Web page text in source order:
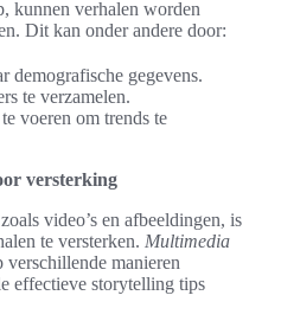
kunnen verhalen worden
Dit kan onder andere door:
demografische gegevens.
te verzamelen.
voeren om trends te
versterking
video’s en afbeeldingen, is
te versterken. Multimedia
verschillende manieren
effectieve storytelling tips